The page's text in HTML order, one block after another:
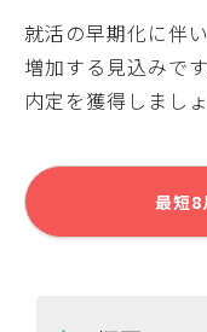
就活の早期化に伴
増加する見込みで
内定を獲得しまし
最短8